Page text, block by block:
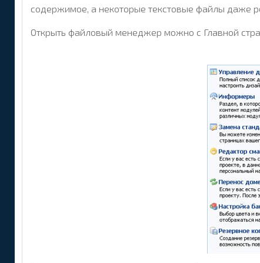
содержимое, а некоторые текстовые файлы даже
Открыть файловый менеджер можно с Главной